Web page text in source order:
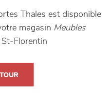
Thales est disponible
magasin Meubles
Florentin